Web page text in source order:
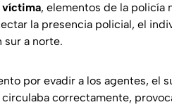
víctima, elementos de la policía
la presencia policial, el
sur a norte.
por evadir a los agentes, el
correctamente,